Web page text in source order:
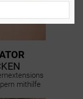
mithilfe